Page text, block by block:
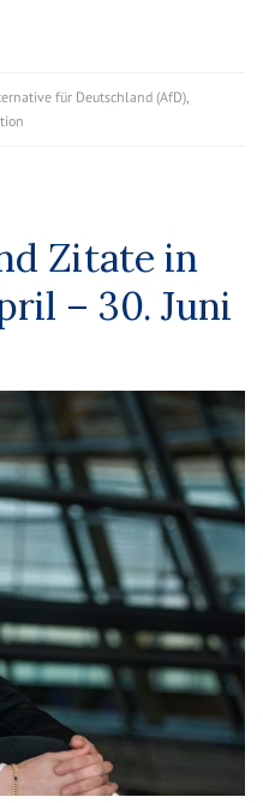
für Deutschland (AfD)
Zitate in
– 30. Juni